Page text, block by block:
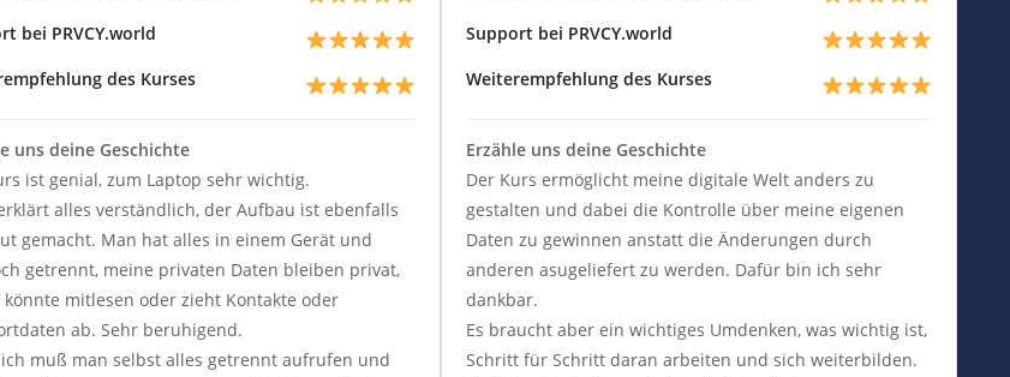
bei PRVCY.world
des Kurses
uns deine Geschichte
ist genial, zum Laptop sehr wichtig.
alles verständlich, der Aufbau ist ebenfalls
gemacht. Man hat alles in einem Gerät und
getrennt, meine privaten Daten bleiben privat,
könnte mitlesen oder zieht Kontakte oder
ab. Sehr beruhigend.
muß man selbst alles getrennt aufrufen und
Support bei PRVCY.world
Weiterempfehlung des Kurses
Erzähle uns deine Geschichte
Der Kurs ermöglicht meine digitale Welt anders zu
gestalten und dabei die Kontrolle über meine eigenen
Daten zu gewinnen anstatt die Änderungen durch
anderen asugeliefert zu werden. Dafür bin ich sehr
dankbar.
Es braucht aber ein wichtiges Umdenken, was wichtig ist,
Schritt für Schritt daran arbeiten und sich weiterbilden.